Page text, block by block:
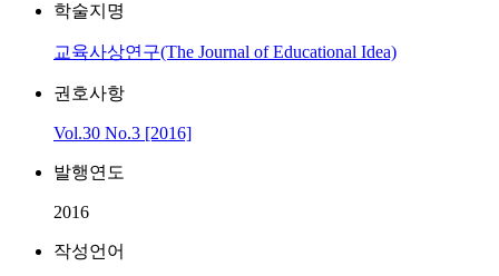
학술지명
교육사상연구(The Journal of Educational Idea)
권호사항
Vol.30 No.3 [2016]
발행연도
2016
작성언어